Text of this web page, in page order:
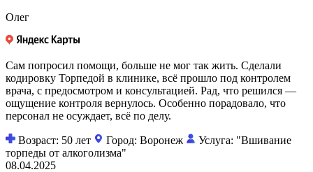
Олег
Сам попросил помощи, больше не мог так жить. Сделали
кодировку Торпедой в клинике, всё прошло под контролем
врача, с предосмотром и консультацией. Рад, что решился —
ощущение контроля вернулось. Особенно порадовало, что
персонал не осуждает, всё по делу.
Возраст: 50 лет Город: Воронеж
Услуга: "Вшивание
торпеды от алкоголизма"
08.04.2025